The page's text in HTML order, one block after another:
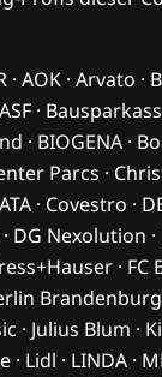
AOK · Arvato ·
·
· BIOGENA ·
Parcs ·
· Covestro ·
DG Nexolution ·
· FC
Brandenburg
· Julius Blum ·
Lidl · LINDA ·